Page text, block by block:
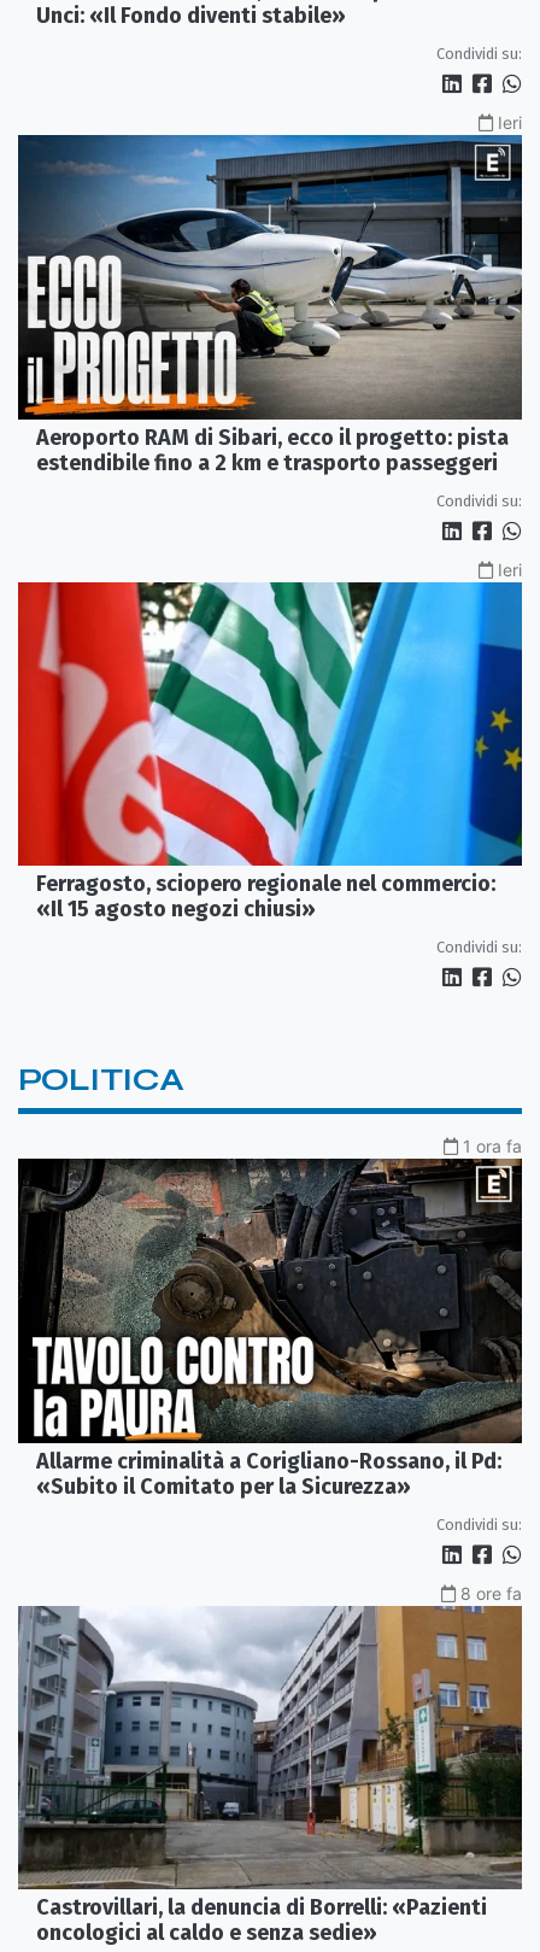
Unci: «Il Fondo diventi stabile»
Condividi su:
Ieri
Aeroporto RAM di Sibari, ecco il progetto: pista
estendibile fino a 2 km e trasporto passeggeri
Condividi su:
Ieri
Ferragosto, sciopero regionale nel commercio:
«Il 15 agosto negozi chiusi»
Condividi su:
POLITICA
1 ora fa
Allarme criminalità a Corigliano-Rossano, il Pd:
«Subito il Comitato per la Sicurezza»
Condividi su:
8 ore fa
Castrovillari, la denuncia di Borrelli: «Pazienti
oncologici al caldo e senza sedie»